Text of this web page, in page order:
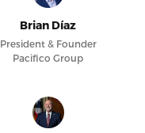
Brian Díaz
President & Founder
Pacifico Group